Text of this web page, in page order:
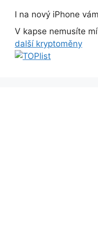
I na nový iPhone
V kapse nemusíte
další kryptoměny